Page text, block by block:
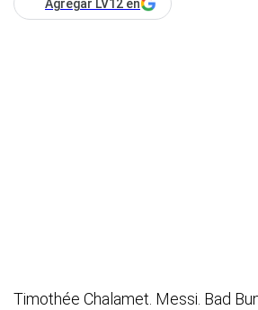
Agregar LV12 en
Timothée Chalamet. Messi. Bad